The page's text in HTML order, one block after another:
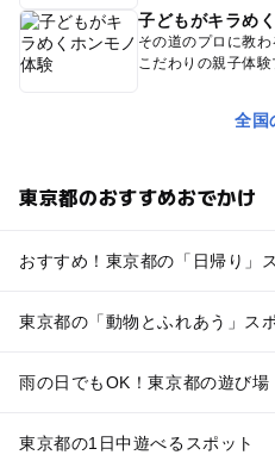
子どもがキラめ
その道のプロに教わ
こだわりの親子体験
全国
東京都のおすすめおでかけ
おすすめ！東京都の「日帰り」
東京都の「動物とふれあう」ス
雨の日でもOK！東京都の遊び場
東京都の1日中遊べるスポット